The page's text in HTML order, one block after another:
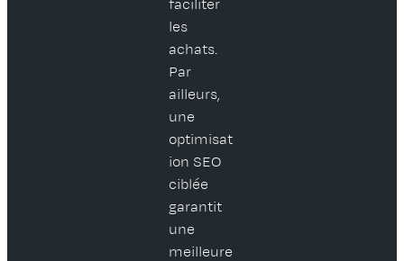
faciliter
les
achats.
Par
ailleurs,
une
optimisat
ion SEO
ciblée
garantit
une
meilleure